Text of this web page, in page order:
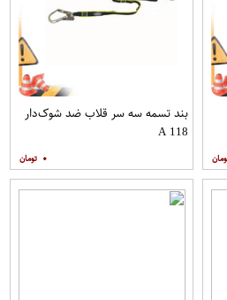
بند تسمه سه سر قلاب ضد شوک‌دار
A 118
۰